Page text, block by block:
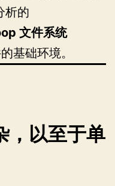
析的
文件系统
基础环境。
以至于单